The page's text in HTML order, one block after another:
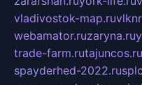
vladivostok-map.ru
webamator.ruzaryna.ru
trade-farm.rutajuncos.ru
spayderhed-2022.ru